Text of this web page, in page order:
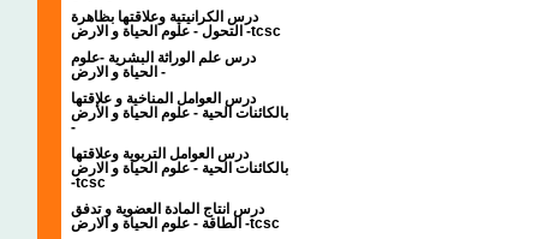
درس الكرانيتية وعلاقتها بظاهرة
التحول - علوم الحياة و الارض -tcsc
درس علم الوراثة البشرية -علوم
الحياة و الارض -
درس العوامل المناخية و علاقتها
بالكائنات الحية - علوم الحياة و الأرض
-
درس العوامل التربوية وعلاقتها
بالكائنات الحية - علوم الحياة و الارض
-tcsc
درس انتاج المادة العضوية و تدفق
الطاقة - علوم الحياة و الارض -tcsc